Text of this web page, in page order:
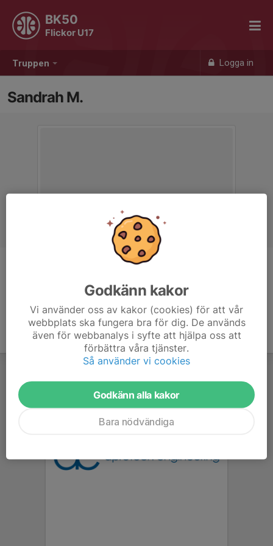
Truppen Logga in
BK50
Flickor U17
Sandrah M.
Godkänn kakor
Vi använder oss av kakor (cookies) för att vår
webbplats ska fungera bra för dig. De används
även för webbanalys i syfte att hjälpa oss att
förbättra våra tjänster.
Så använder vi cookies
Godkänn alla kakor
Bara nödvändiga